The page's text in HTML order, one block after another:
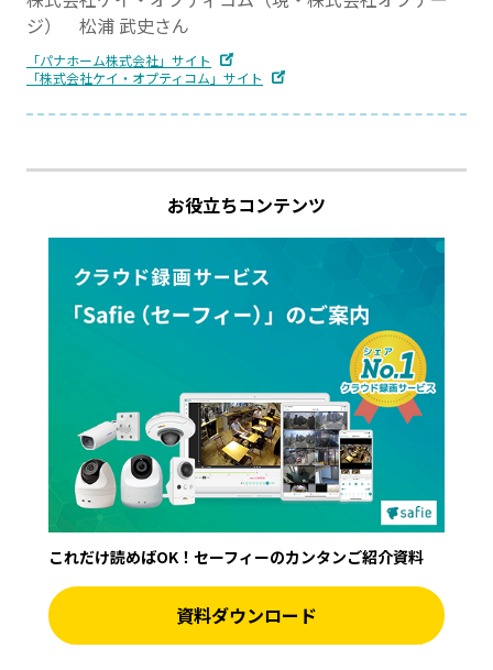
お役立ちコンテンツ
これだけ読めばOK！セーフィーのカンタンご紹介資料
資料ダウンロード
ジ） 松浦 武史さん
「パナホーム株式会社」サイト
「株式会社ケイ・オプティコム」サイト